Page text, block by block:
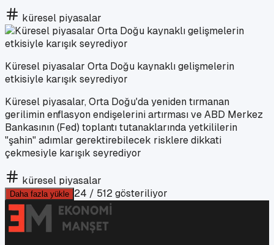
küresel piyasalar
Küresel piyasalar Orta Doğu kaynaklı gelişmelerin
etkisiyle karışık seyrediyor
Küresel piyasalar, Orta Doğu'da yeniden tırmanan
gerilimin enflasyon endişelerini artırması ve ABD Merkez
Bankasının (Fed) toplantı tutanaklarında yetkililerin
"şahin" adımlar gerektirebilecek risklere dikkati
çekmesiyle karışık seyrediyor
küresel piyasalar
Daha fazla yükle 24 / 512gösteriliyor